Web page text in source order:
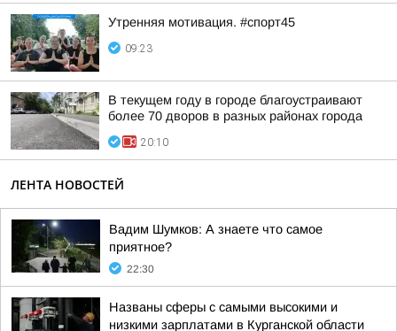
Утренняя мотивация. #спорт45
09:23
В текущем году в городе благоустраивают
более 70 дворов в разных районах города
20:10
ЛЕНТА НОВОСТЕЙ
Вадим Шумков: А знаете что самое
приятное?
22:30
Названы сферы с самыми высокими и
низкими зарплатами в Курганской области